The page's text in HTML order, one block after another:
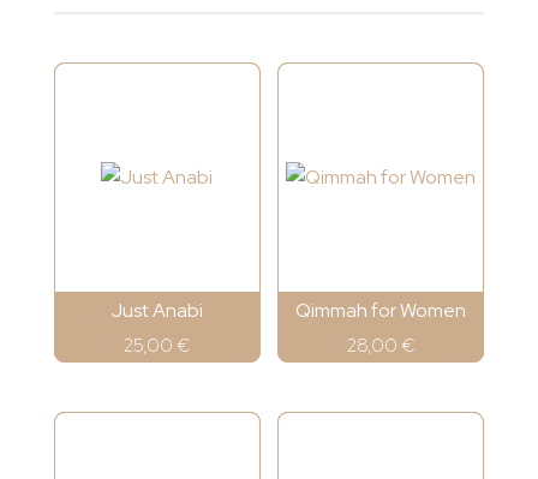
Just Anabi
25,00€
Qimmah for Women
28,00€